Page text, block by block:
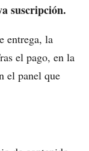
suscripción.
entrega, la
el pago, en la
el panel que